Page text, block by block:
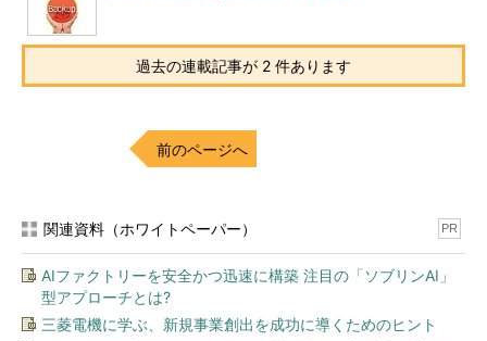
過去の連載記事が 2 件あります
前のページへ
関連資料（ホワイトペーパー） PR
AIファクトリーを安全かつ迅速に構築 注目の「ソブリンAI」
型アプローチとは?
三菱電機に学ぶ、新規事業創出を成功に導くためのヒント